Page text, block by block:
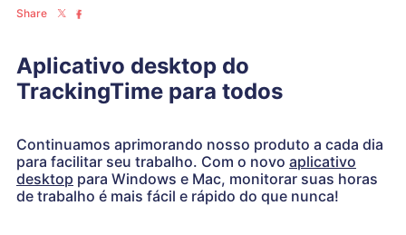
Share
Aplicativo desktop do
TrackingTime para todos
Continuamos aprimorando nosso produto a cada dia
para facilitar seu trabalho. Com o novo aplicativo
desktop para Windows e Mac, monitorar suas horas
de trabalho é mais fácil e rápido do que nunca!